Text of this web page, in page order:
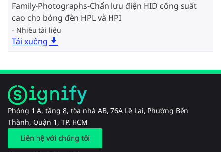
Family-Photographs-Chấn lưu điện HID công suất
cao cho bóng đèn HPL và HPI
Nhiều tài liệu
Tải xuống
Phòng 1 A, tầng 8, tòa nhà AB, 76A Lê Lai, Phường Bến
Thành, Quận 1, TP. HCM
Liên hệ với chúng tôi